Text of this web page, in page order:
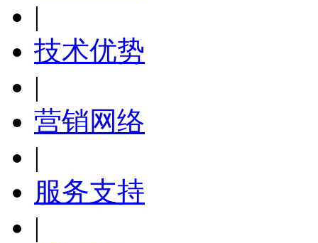
|
技术优势
|
营销网络
|
服务支持
|